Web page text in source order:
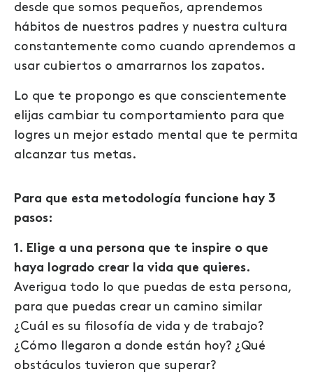
desde que somos pequeños, aprendemos
hábitos de nuestros padres y nuestra cultura
constantemente como cuando aprendemos a
usar cubiertos o amarrarnos los zapatos.
Lo que te propongo es que conscientemente
elijas cambiar tu comportamiento para que
logres un mejor estado mental que te permita
alcanzar tus metas.
Para que esta metodología funcione hay 3
pasos:
1. Elige a una persona que te inspire o que
haya logrado crear la vida que quieres.
Averigua todo lo que puedas de esta persona,
para que puedas crear un camino similar
¿Cuál es su filosofía de vida y de trabajo?
¿Cómo llegaron a donde están hoy? ¿Qué
obstáculos tuvieron que superar?